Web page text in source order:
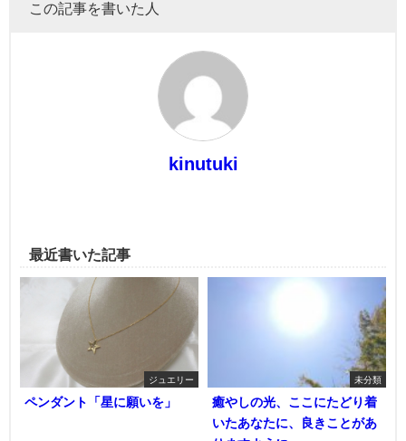
この記事を書いた人
kinutuki
最近書いた記事
ジュエリー
ペンダント「星に願いを」
未分類
癒やしの光、ここにたどり着
いたあなたに、良きことがあ